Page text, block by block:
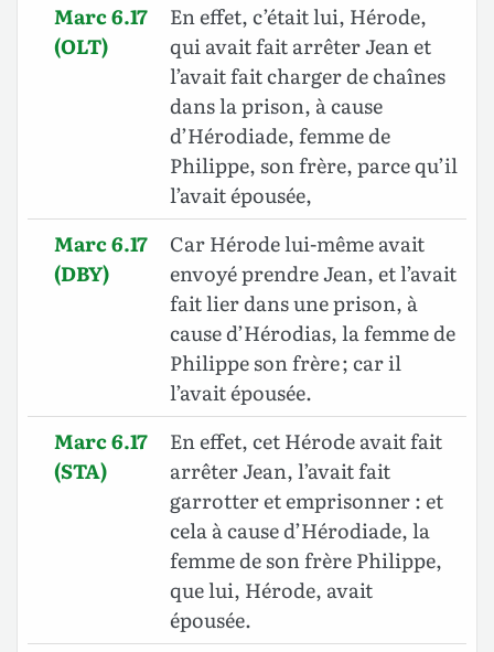
Marc 6.17
(OLT)
En effet, c’était lui, Hérode,
qui avait fait arrêter Jean et
l’avait fait charger de chaînes
dans la prison, à cause
d’Hérodiade, femme de
Philippe, son frère, parce qu’il
l’avait épousée,
Marc 6.17
(DBY)
Car Hérode lui-même avait
envoyé prendre Jean, et l’avait
fait lier dans une prison, à
cause d’Hérodias, la femme de
Philippe son frère ; car il
l’avait épousée.
Marc 6.17
(STA)
En effet, cet Hérode avait fait
arrêter Jean, l’avait fait
garrotter et emprisonner : et
cela à cause d’Hérodiade, la
femme de son frère Philippe,
que lui, Hérode, avait
épousée.